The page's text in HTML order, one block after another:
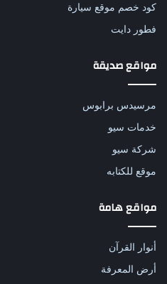
كود خصم موقع سيارة
فطور دايت
مواقع صديقة
مرسيدس برابوس
خدمات سيو
شركة سيو
موقع للكتابه
مواقع هامة
أنوار القرآن
أرض المعرفة